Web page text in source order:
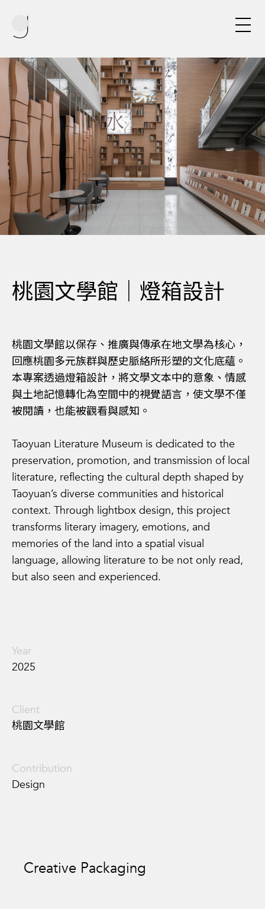
桃園文學館｜燈箱設計
桃園文學館以保存、推廣與傳承在地文學為核心，
回應桃園多元族群與歷史脈絡所形塑的文化底蘊。
本專案透過燈箱設計，將文學文本中的意象、情感
與土地記憶轉化為空間中的視覺語言，使文學不僅
被閱讀，也能被觀看與感知。
Taoyuan Literature Museum is dedicated to the
preservation, promotion, and transmission of local
literature, reflecting the cultural depth shaped by
Taoyuan’s diverse communities and historical
context. Through lightbox design, this project
transforms literary imagery, emotions, and
memories of the land into a spatial visual
language, allowing literature to be not only read,
but also seen and experienced.
Year
2025
Client
桃園文學館
Contribution
Design
Creative Packaging